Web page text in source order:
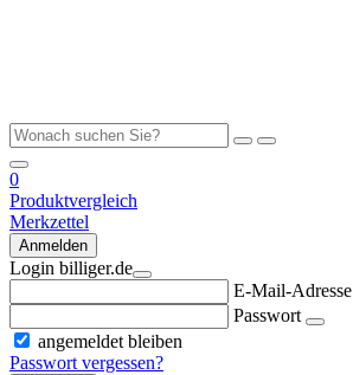
0
Produktvergleich
Merkzettel
Anmelden
Login billiger.de
E-Mail-Adresse
Passwort
angemeldet bleiben
Passwort vergessen?